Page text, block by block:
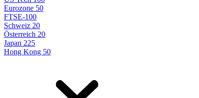
Eurozone 50
FTSE-100
Schweiz 20
Österreich 20
Japan 225
Hong Kong 50